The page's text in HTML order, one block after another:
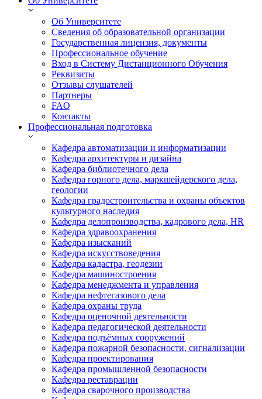
Об Университете
Сведения об образовательной организации
Государственная лицензия, документы
Профессиональное обучение
Вход в Систему Дистанционного Обучения
Реквизиты
Отзывы слушателей
Партнеры
FAQ
Контакты
Профессиональная подготовка
Кафедра автоматизации и информатизации
Кафедра архитектуры и дизайна
Кафедра библиотечного дела
Кафедра горного дела, маркшейдерского дела,
геологии
Кафедра градостроительства и охраны объектов
культурного наследия
Кафедра делопроизводства, кадрового дела, HR
Кафедра здравоохранения
Кафедра изысканий
Кафедра искусствоведения
Кафедра кадастра, геодезии
Кафедра машиностроения
Кафедра менеджмента и управления
Кафедра нефтегазового дела
Кафедра охраны труда
Кафедра оценочной деятельности
Кафедра педагогической деятельности
Кафедра подъёмных сооружений
Кафедра пожарной безопасности, сигнализации
Кафедра проектирования
Кафедра промышленной безопасности
Кафедра реставрации
Кафедра сварочного производства